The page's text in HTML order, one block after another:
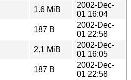
1.6 MiB
2002-Dec-
01 16:04
187 B
2002-Dec-
01 22:58
2.1 MiB
2002-Dec-
01 16:05
187 B
2002-Dec-
01 22:58